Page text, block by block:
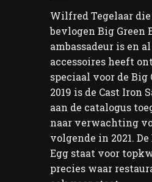
Wilfred Tegelaar
bevlogen Big Green
ambassadeur is en
accessoires heeft
speciaal voor de Big
2019 is de Cast Iron
aan de catalogus
naar verwachting
volgende in 2021. De
Egg staat voor
precies waar